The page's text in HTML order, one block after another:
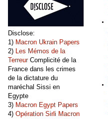
Disclose:
1) Macron Ukrain Papers
2) Les Mémos de la
TerreurComplicité de la
France dans les crimes
de la dictature du
maréchal Sissi en
Egypte
3) Macron Egypt Papers
4) Opération Sirli Macron